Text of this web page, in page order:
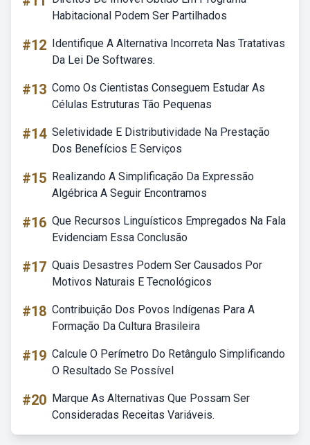
Habitacional Podem Ser Partilhados
#12 Identifique A Alternativa Incorreta Nas Tratativas
Da Lei De Softwares.
#13 Como Os Cientistas Conseguem Estudar As
Células Estruturas Tão Pequenas
#14 Seletividade E Distributividade Na Prestação
Dos Benefícios E Serviços
#15 Realizando A Simplificação Da Expressão
Algébrica A Seguir Encontramos
#16 Que Recursos Linguísticos Empregados Na Fala
Evidenciam Essa Conclusão
#17 Quais Desastres Podem Ser Causados Por
Motivos Naturais E Tecnológicos
#18 Contribuição Dos Povos Indígenas Para A
Formação Da Cultura Brasileira
#19 Calcule O Perímetro Do Retângulo Simplificando
O Resultado Se Possível
#20 Marque As Alternativas Que Possam Ser
Consideradas Receitas Variáveis.